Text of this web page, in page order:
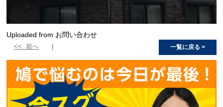
Uploaded from お問い合わせ
<< 前へ 一覧に戻る >